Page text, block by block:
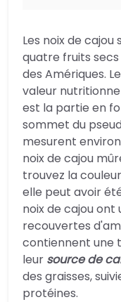
Les noix de
quatre fruits
des Amériques.
valeur
est la partie en
sommet du
mesurent
noix de cajou
trouvez la
elle peut avoir
noix de cajou ont
recouvertes
contiennent une
leur source de
des graisses,
protéines.